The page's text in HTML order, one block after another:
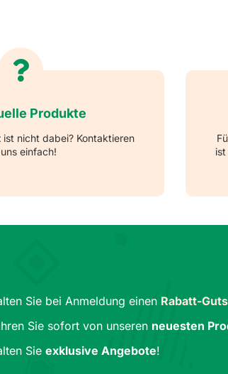
Produkte
ist nicht dabei? Kontaktieren
einfach!
Sie bei Anmeldung einen Rabatt-
Sie sofort von unseren neuesten
Sie exklusive Angebote!